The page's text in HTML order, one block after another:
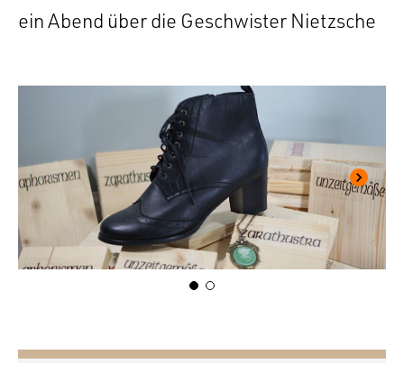
ein Abend über die Geschwister Nietzsche